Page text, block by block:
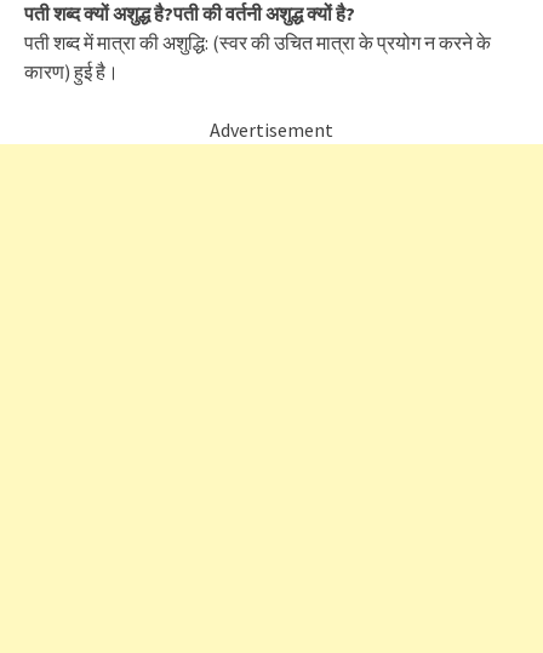
पती शब्द क्यों अशुद्ध है?पती की वर्तनी अशुद्ध क्यों है?
पती शब्द में मात्रा की अशुद्धि: (स्वर की उचित मात्रा के प्रयोग न करने के
कारण) हुई है।
Advertisement